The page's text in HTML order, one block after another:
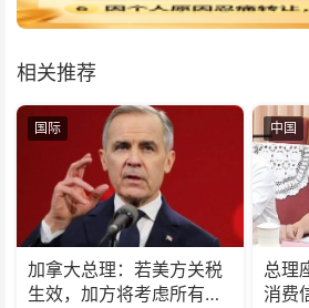
相关推荐
国际
加拿大总理：若美方关税
生效，加方将考虑所有回
中国
总理
消费